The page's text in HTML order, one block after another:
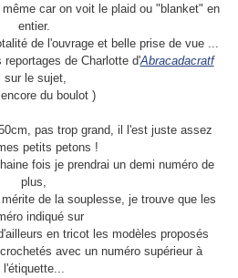
car on voit le plaid ou "blanket" en
entier.
de l'ouvrage et belle prise de vue ...
de Charlotte d'Abracadacratf
sur le sujet,
du boulot )
pas trop grand, il l'est juste assez
petits petons !
fois je prendrai un demi numéro de
plus,
de la souplesse, je trouve que les
indiqué sur
en tricot les modèles proposés
avec un numéro supérieur à
l'étiquette...